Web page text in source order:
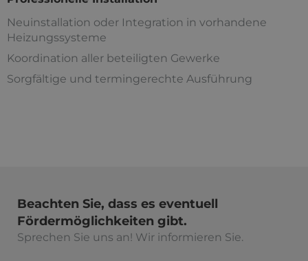
Neuinstallation oder Integration in vorhandene
Heizungssysteme
Koordination aller beteiligten Gewerke
Sorgfältige und termingerechte Ausführung
Beachten Sie, dass es eventuell
Fördermöglichkeiten gibt.
Sprechen Sie uns an! Wir informieren Sie.